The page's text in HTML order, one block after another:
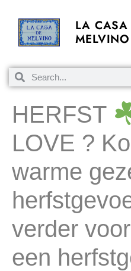
LA CASA
MELVINO
HERFST
LOVE ?
warme
verder
een